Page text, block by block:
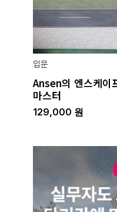
입문
Ansen의 엔스케이
마스터
129,000 원